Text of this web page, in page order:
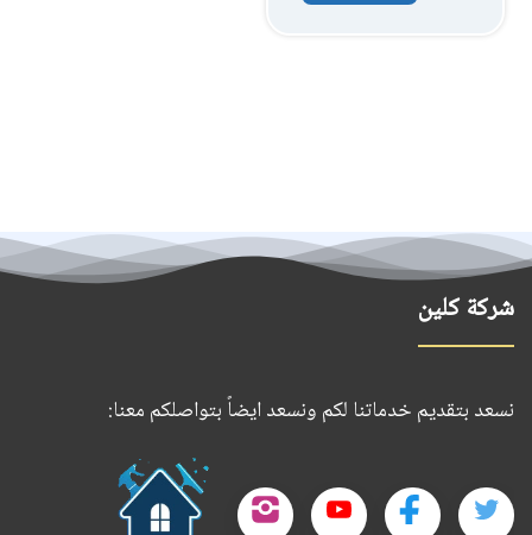
شركة كلين
نسعد بتقديم خدماتنا لكم ونسعد ايضاً بتواصلكم معنا:
تابعنا
تابعنا
تابعنا
تابعنا